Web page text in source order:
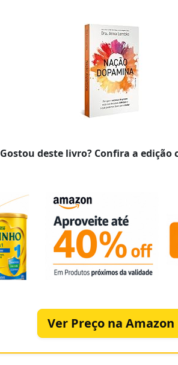
Gostou deste livro? Confira a edição
Ver Preço na Amazon